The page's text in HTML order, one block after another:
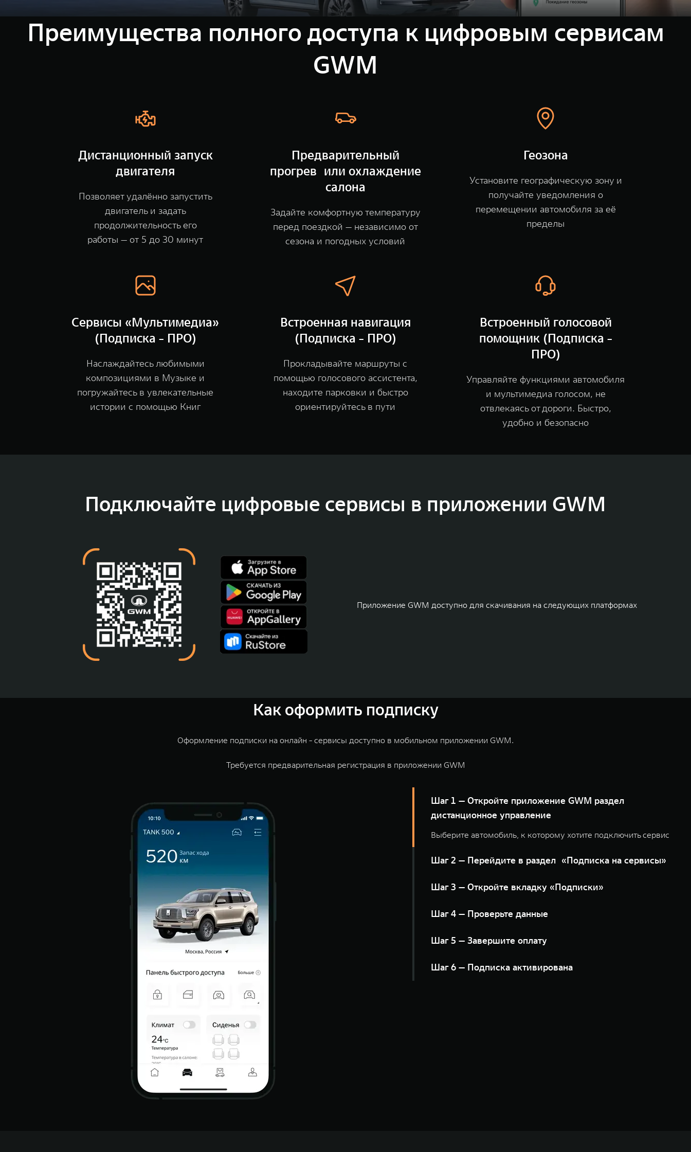
Преимущества полного доступа к цифровым сервисам
GWM
Дистанционный запуск
двигателя
Позволяет удалённо запустить
двигатель и задать
продолжительность его
работы — от 5 до 30 минут
Предварительный
прогрев или охлаждение
салона
Задайте комфортную температуру
перед поездкой — независимо от
сезона и погодных условий
Геозона
Установите географическую зону и
получайте уведомления о
перемещении автомобиля за её
пределы
Сервисы «Мультимедиа»
(Подписка - ПРО)
Наслаждайтесь любимыми
композициями в Музыке и
погружайтесь в увлекательные
истории с помощью Книг
Встроенная навигация
(Подписка - ПРО)
Прокладывайте маршруты с
помощью голосового ассистента,
находите парковки и быстро
ориентируйтесь в пути
Встроенный голосовой
помощник (Подписка -
ПРО)
Управляйте функциями автомобиля
и мультимедиа голосом, не
отвлекаясь от дороги. Быстро,
удобно и безопасно
Подключайте цифровые сервисы в приложении GWM
Приложение GWM доступно для скачивания на следующих платформах
Как оформить подписку
Оформление подписки на онлайн - сервисы доступно в мобильном приложении GWM.
Требуется предварительная регистрация в приложении GWM
Шаг 1 — Откройте приложение GWM раздел
дистанционное управление
Выберите автомобиль, к которому хотите подключить сервис
Шаг 2 — Перейдите в раздел «Подписка на сервисы»
Шаг 3 — Откройте вкладку «Подписки»
Шаг 4 — Проверьте данные
Шаг 5 — Завершите оплату
Шаг 6 — Подписка активирована